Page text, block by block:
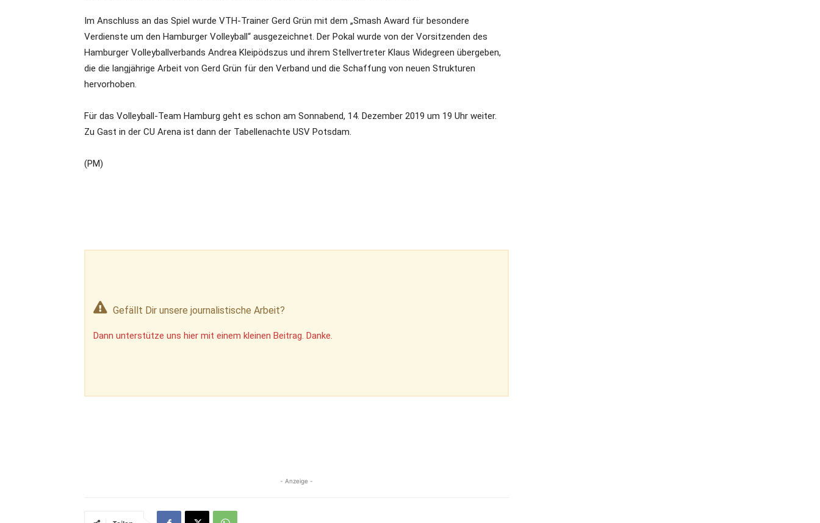
Im Anschluss an das Spiel wurde VTH-Trainer Gerd Grün mit dem „Smash Award für besondere
Verdienste um den Hamburger Volleyball“ ausgezeichnet. Der Pokal wurde von der Vorsitzenden des
Hamburger Volleyballverbands Andrea Kleipödszus und ihrem Stellvertreter Klaus Widegreen übergeben,
die die langjährige Arbeit von Gerd Grün für den Verband und die Schaffung von neuen Strukturen
hervorhoben.
Für das Volleyball-Team Hamburg geht es schon am Sonnabend, 14. Dezember 2019 um 19 Uhr weiter.
Zu Gast in der CU Arena ist dann der Tabellenachte USV Potsdam.
(PM)
Gefällt Dir unsere journalistische Arbeit?
Dann unterstütze uns hier mit einem kleinen Beitrag. Danke.
- Anzeige -